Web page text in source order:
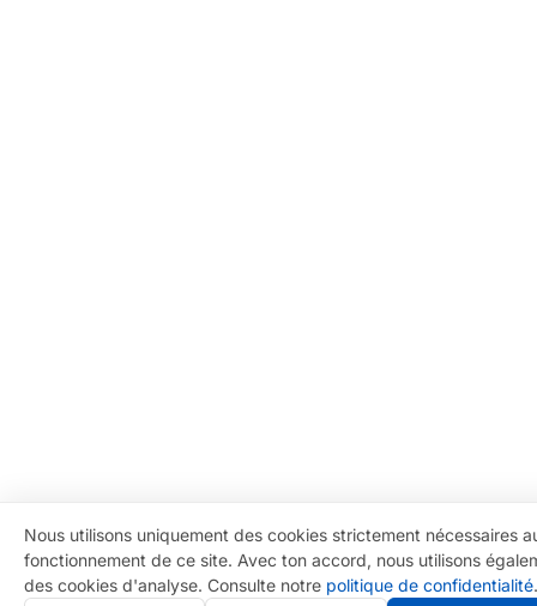
Nous utilisons uniquement des cookies strictement nécessaires
fonctionnement de ce site. Avec ton accord, nous utilisons
des cookies d'analyse. Consulte notre politique de confidentialité.